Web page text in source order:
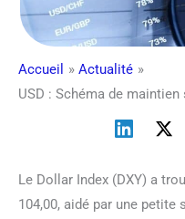
Accueil
Actualité
USD : Schéma de
Le Dollar Index (DXY) a
104,00, aidé par une